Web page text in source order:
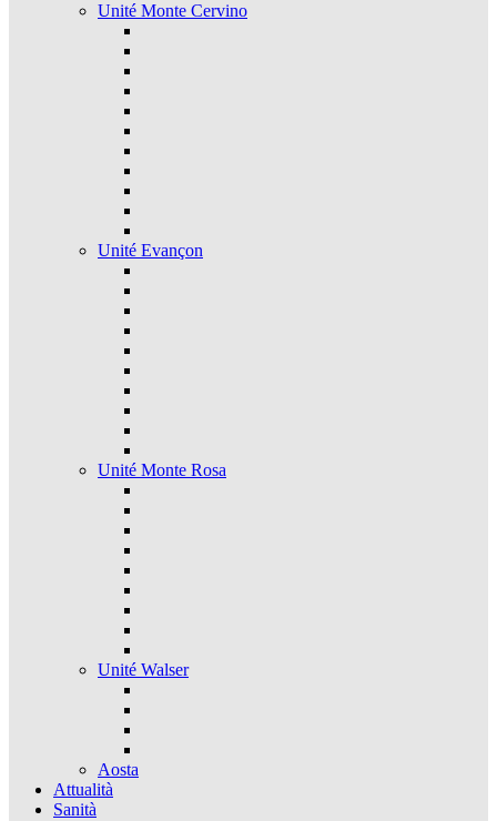
Unité Monte Cervino
Unité Evançon
Unité Monte Rosa
Unité Walser
Aosta
Attualità
Sanità